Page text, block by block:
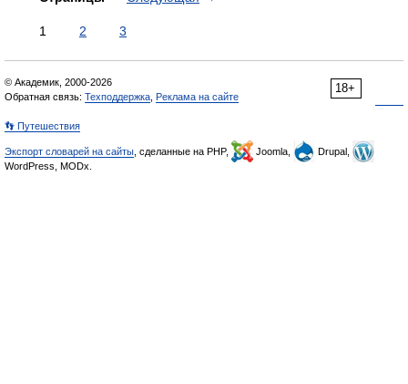
1 2 3
18+
© Академик, 2000-2026
Обратная связь: Техподдержка Реклама на сайте
👣 Путешествия
Экспорт словарей на сайты , сделанные на PHP, Joomla,
Drupal,
WordPress, MODx.